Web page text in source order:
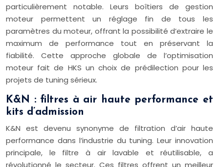
particulièrement notable. Leurs boîtiers de gestion
moteur permettent un réglage fin de tous les
paramètres du moteur, offrant la possibilité d’extraire le
maximum de performance tout en préservant la
fiabilité. Cette approche globale de l’optimisation
moteur fait de HKS un choix de prédilection pour les
projets de tuning sérieux.
K&N : filtres à air haute performance et
kits d’admission
K&N est devenu synonyme de filtration d’air haute
performance dans l’industrie du tuning. Leur innovation
principale, le filtre à air lavable et réutilisable, a
révolutionné le secteur. Ces filtres offrent un meilleur